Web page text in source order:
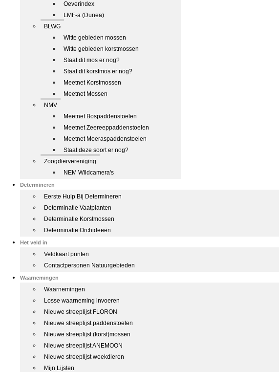
Oeverindex
LMF-a (Dunea)
BLWG
Witte gebieden mossen
Witte gebieden korstmossen
Staat dit mos er nog?
Staat dit korstmos er nog?
Meetnet Korstmossen
Meetnet Mossen
NMV
Meetnet Bospaddenstoelen
Meetnet Zeereeppaddenstoelen
Meetnet Moeraspaddenstoelen
Staat deze soort er nog?
Zoogdiervereniging
NEM Wildcamera's
Determineren
Eerste Hulp Bij Determineren
Determinatie Vaatplanten
Determinatie Korstmossen
Determinatie Orchideeën
Het veld in
Veldkaart printen
Contactpersonen Natuurgebieden
Waarnemingen
Waarnemingen
Losse waarneming invoeren
Nieuwe streeplijst FLORON
Nieuwe streeplijst paddenstoelen
Nieuwe streeplijst (korst)mossen
Nieuwe streeplijst ANEMOON
Nieuwe streeplijst weekdieren
Mijn Lijsten